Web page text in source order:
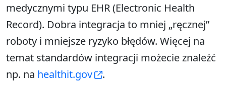
medycznymi typu EHR (Electronic Health
Record). Dobra integracja to mniej „ręcznej”
roboty i mniejsze ryzyko błędów. Więcej na
temat standardów integracji możecie znaleźć
np. na healthit.gov .